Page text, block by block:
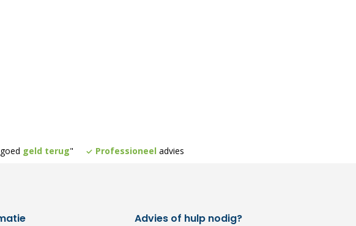
geld terug" Professioneel advies
Advies of hulp nodig?